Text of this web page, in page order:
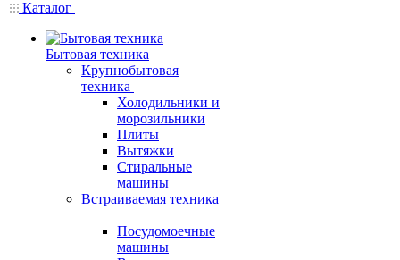
Каталог
Бытовая техника
Крупнобытовая
техника
Холодильники и
морозильники
Плиты
Вытяжки
Стиральные
машины
Встраиваемая техника
Посудомоечные
машины